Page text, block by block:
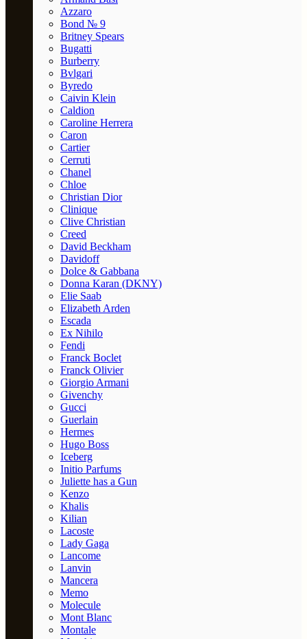
Azzaro
Bond № 9
Britney Spears
Bugatti
Burberry
Bvlgari
Byredo
Caivin Klein
Caldion
Caroline Herrera
Caron
Cartier
Cerruti
Chanel
Chloe
Christian Dior
Clinique
Clive Christian
Creed
David Beckham
Davidoff
Dolce & Gabbana
Donna Karan (DKNY)
Elie Saab
Elizabeth Arden
Escada
Ex Nihilo
Fendi
Franck Boclet
Franck Olivier
Giorgio Armani
Givenchy
Gucci
Guerlain
Hermes
Hugo Boss
Iceberg
Initio Parfums
Juliette has a Gun
Kenzo
Khalis
Kilian
Lacoste
Lady Gaga
Lancome
Lanvin
Mancera
Memo
Molecule
Mont Blanc
Montale